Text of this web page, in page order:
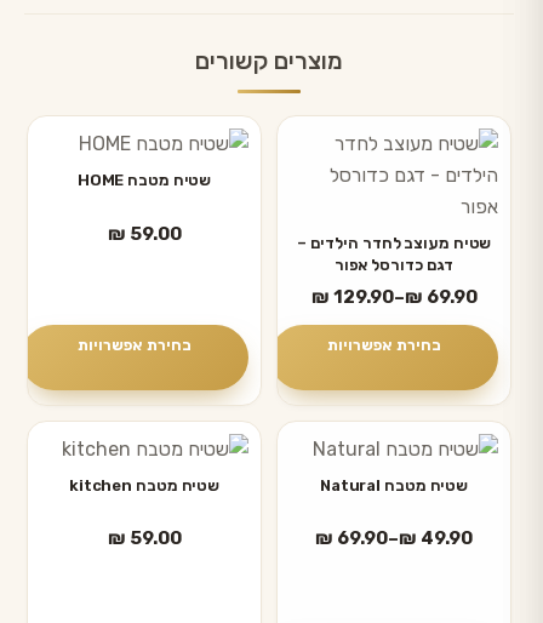
מוצרים קשורים
שטיח מעוצב לחדר הילדים –
דגם כדורסל אפור
₪ 69.90
–
₪ 129.90
טווח
מחירים:
⁦₪ 129.90⁩
בחירת אפשרויות
למוצר
זה
יש
מספר
ניתן
לבחור
את
האפשרויות
בעמוד
המוצר
שטיח מטבח HOME
₪ 59.00
בחירת אפשרויות
למוצר
לבחור
את
האפשרויות
בעמוד
המוצר
שטיח מטבח Natural
₪ 49.90
–
₪ 69.90
טווח
למוצר
מספר
שטיח מטבח kitchen
₪ 59.00